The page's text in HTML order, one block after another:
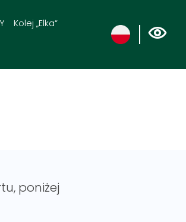
Kolej „Elka“
poniżej